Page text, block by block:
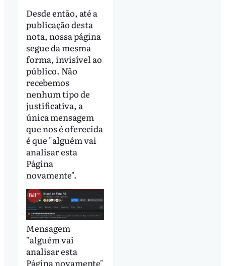
Desde então, até a
publicação desta
nota, nossa página
segue da mesma
forma, invisível ao
público. Não
recebemos
nenhum tipo de
justificativa, a
única mensagem
que nos é oferecida
é que "alguém vai
analisar esta
Página
novamente".
Mensagem
"alguém vai
analisar esta
Página novamente"